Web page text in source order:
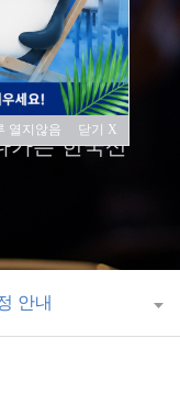
가는 한국산
안내
열지않음 닫기 X